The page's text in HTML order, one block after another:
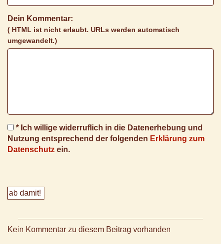
Dein Kommentar:
( HTML ist nicht erlaubt. URLs werden automatisch
umgewandelt.)
* Ich willige widerruflich in die Datenerhebung und
Nutzung entsprechend der folgenden Erklärung zum
Datenschutz ein.
Kein Kommentar zu diesem Beitrag vorhanden